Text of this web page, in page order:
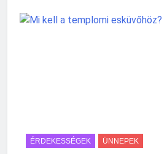
ÉRDEKESSÉGEK ÜNNEPEK